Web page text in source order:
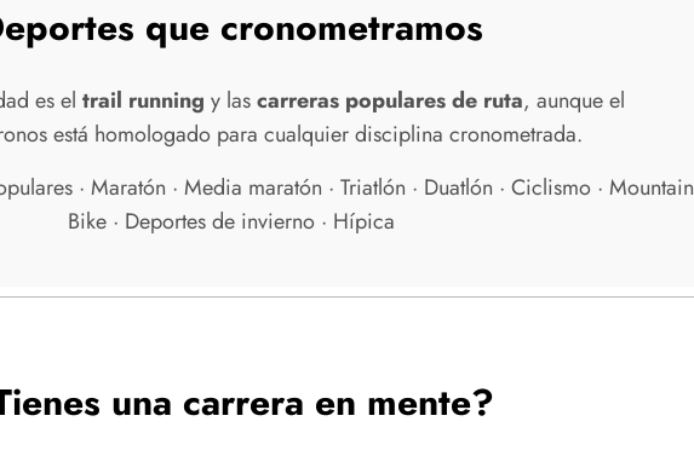
que cronometramos
es eltrail running y lascarreras populares de ruta, aunque el
está homologado para cualquier disciplina cronometrada.
· Maratón · Media maratón · Triatlón · Duatlón · Ciclismo · Mountain
Bike · Deportes de invierno · Hípica
una carrera en mente?